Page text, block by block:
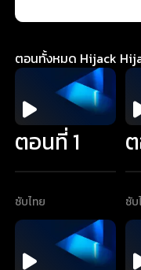
ตอนทั้งหมด Hijack
ตอนที่ 1
ซับไทย ซับ